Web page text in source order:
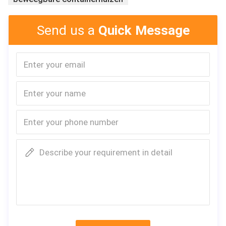
Materiaal:
Q235 SHS, Sandwichpaneel,
Stoffentype:
Lassen
Technieken:
Eigenschap:
Milieuvriendelijk, In water oplosbaar,
Decoratie:
Douanevereiste
Kleur:
Wit
Send us a Quick Message
Describe your requirement in detail